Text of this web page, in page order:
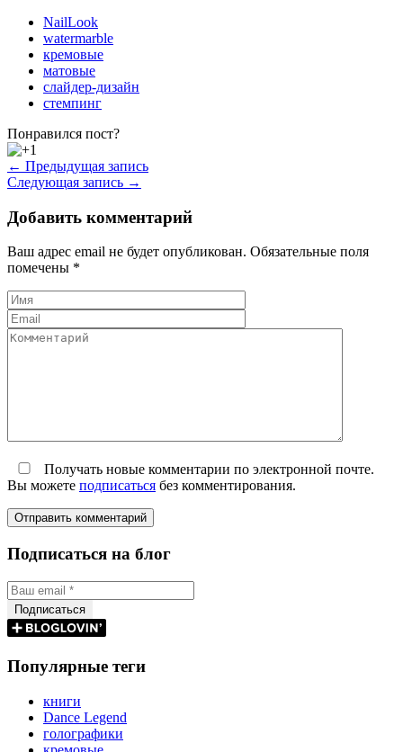
NailLook
watermarble
кремовые
матовые
слайдер-дизайн
стемпинг
Понравился пост?
← Предыдущая запись
Следующая запись →
Добавить комментарий
Ваш адрес email не будет опубликован. Обязательные поля
помечены *
Получать новые комментарии по электронной почте.
Вы можете подписаться без комментирования.
Подписаться на блог
Популярные теги
книги
Dance Legend
голографики